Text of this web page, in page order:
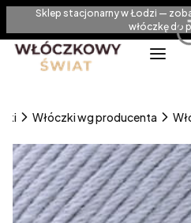
Sklep stacjonarny w Łodzi —
włóczkę do
Menu
Włóczki wg producenta